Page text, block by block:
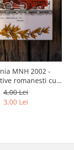
MNH 2002 -
romanesti cu
LP 1593 - colita
4,00 Lei
3,00 Lei